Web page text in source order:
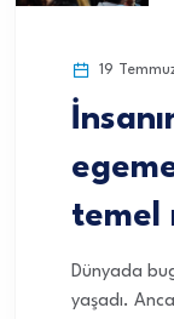
19
temel
Dünyada
yaşadı.